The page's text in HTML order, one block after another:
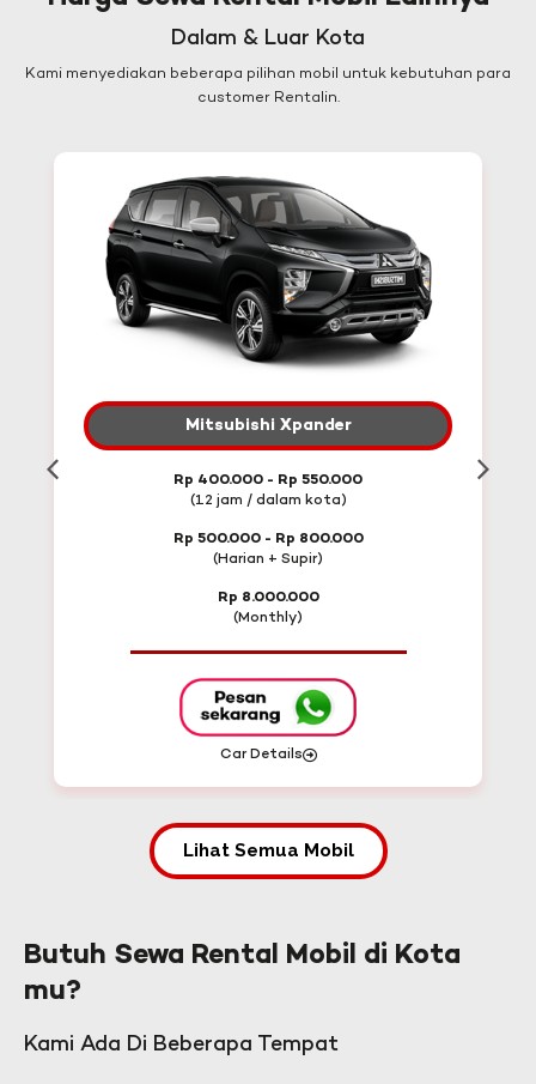
Dalam & Luar Kota
Kami menyediakan beberapa pilihan mobil untuk kebutuhan para
customer Rentalin.
Mitsubishi Xpander
Rp 400.000 - Rp 550.000
(12 jam / dalam kota)
Rp 500.000 - Rp 800.000
(Harian + Supir)
Rp 8.000.000
(Monthly)
Car Details
Lihat Semua Mobil
Butuh Sewa Rental Mobil di Kota
mu?
Kami Ada Di Beberapa Tempat